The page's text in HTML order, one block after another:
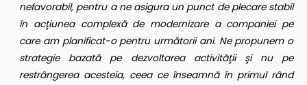
nefavorabil, pentru a ne asigura un punct de plecare stabil
în acţiunea complexă de modernizare a companiei pe
care am planificat-o pentru următorii ani. Ne propunem o
strategie bazată pe dezvoltarea activităţii şi nu pe
restrângerea acesteia, ceea ce înseamnă în primul rând